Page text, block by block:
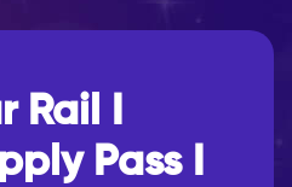
Rail I
Pass I